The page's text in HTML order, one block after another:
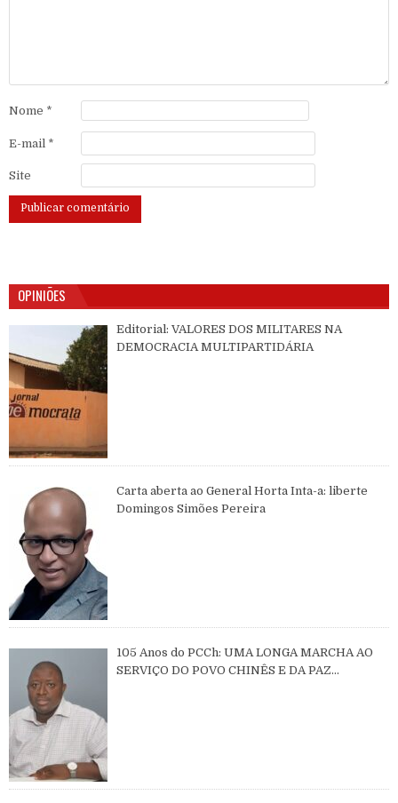
Nome *
E-mail *
Site
OPINIÕES
Editorial: VALORES DOS MILITARES NA
DEMOCRACIA MULTIPARTIDÁRIA
Carta aberta ao General Horta Inta-a: liberte
Domingos Simões Pereira
105 Anos do PCCh: UMA LONGA MARCHA AO
SERVIÇO DO POVO CHINÊS E DA PAZ